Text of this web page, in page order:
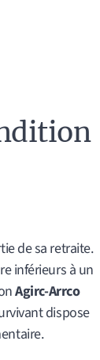
de sa retraite.
inférieurs à un
Agirc-Arrco
dispose